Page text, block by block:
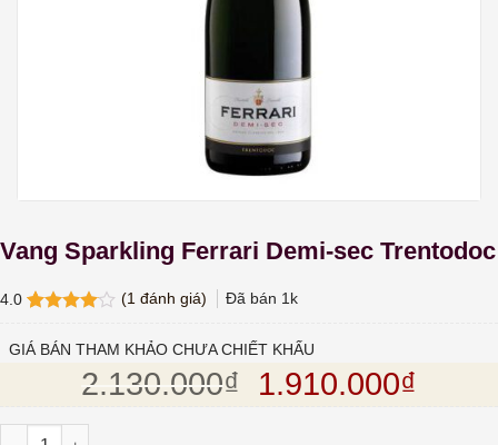
Vang Sparkling Ferrari Demi-sec Trentodoc
4.0
5 dựa
(1 đánh giá) Đã bán 1k
GIÁ BÁN THAM KHẢO CHƯA CHIẾT KHẤU
2.130.000₫ Giá gốc là:
1.910.000₫
Vang Sparkling Ferrari Demi-sec Trentodoc số lượng